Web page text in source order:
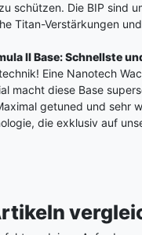
schützen. Die BIP sind
Titan-Verstärkungen
II Base: Schnellste
Eine Nanotech
macht diese Base
getuned und sehr
die exklusiv auf